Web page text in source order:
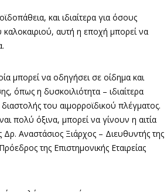
και ιδιαίτερα για όσους
καλοκαιριού, αυτή η εποχή μπορεί να
μπορεί να οδηγήσει σε οίδημα και
όπως η δυσκοιλιότητα – ιδιαίτερα
του αιμορροϊδικού πλέγματος.
πολύ όξινα, μπορεί να γίνουν η αιτία
Αναστάσιος Ξιάρχος – Διευθυντής της
της Επιστημονικής Εταιρείας